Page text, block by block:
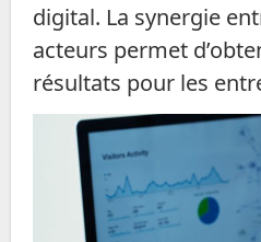
digital. La synergie
acteurs permet
résultats pour les